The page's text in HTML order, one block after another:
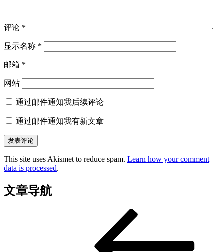
评论 *
显示名称 *
邮箱 *
网站
通过邮件通知我后续评论
通过邮件通知我有新文章
This site uses Akismet to reduce spam. Learn how your comment
data is processed.
文章导航